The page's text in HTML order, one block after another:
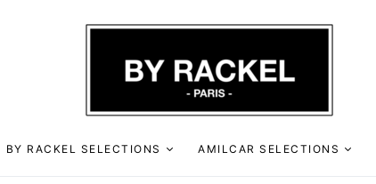
BY RACKEL SELECTIONS AMILCAR SELECTIONS